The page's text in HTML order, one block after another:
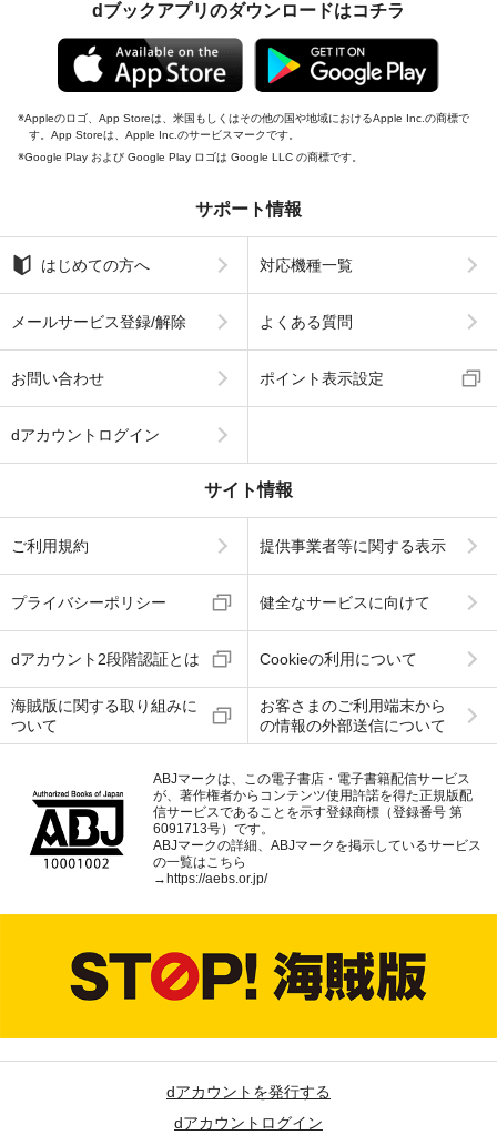
dブックアプリのダウンロードはコチラ
Appleのロゴ、App Storeは、米国もしくはその他の国や地域におけるApple Inc.の商標で
す。App Storeは、Apple Inc.のサービスマークです。
Google Play および Google Play ロゴは Google LLC の商標です。
サポート情報
はじめての方へ 対応機種一覧
メールサービス登録/解除 よくある質問
お問い合わせ ポイント表示設定
dアカウントログイン
サイト情報
ご利用規約 提供事業者等に関する表示
プライバシーポリシー 健全なサービスに向けて
dアカウント2段階認証とは Cookieの利用について
海賊版に関する取り組みに
ついて
お客さまのご利用端末から
の情報の外部送信について
ABJマークは、この電子書店・電子書籍配信サービス
が、著作権者からコンテンツ使用許諾を得た正規版配
信サービスであることを示す登録商標（登録番号 第
6091713号）です。
ABJマークの詳細、ABJマークを掲示しているサービス
の一覧はこちら
→ https://aebs.or.jp/
dアカウントを発行する
dアカウントログイン